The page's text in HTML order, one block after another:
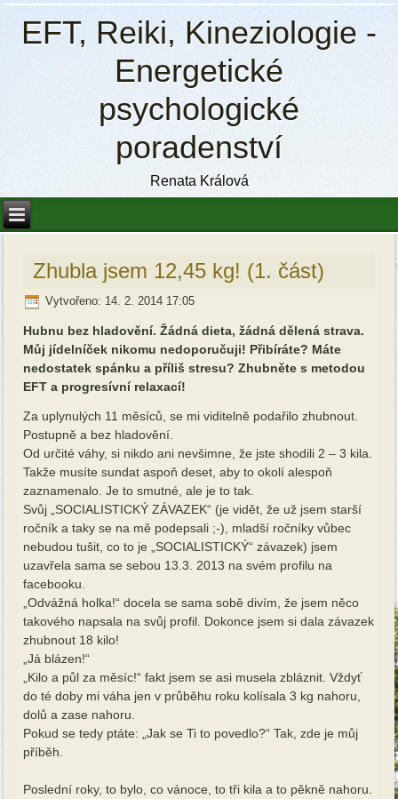
EFT, Reiki, Kineziologie -
Energetické
psychologické
poradenství
Renata Králová
Zhubla jsem 12,45 kg! (1. část)
Vytvořeno: 14. 2. 2014 17:05
Hubnu bez hladovění. Žádná dieta, žádná dělená strava.
Můj jídelníček nikomu nedoporučuji! Přibíráte? Máte
nedostatek spánku a příliš stresu? Zhubněte s metodou
EFT a progresívní relaxací!
Za uplynulých 11 měsíců, se mi viditelně podařilo zhubnout.
Postupně a bez hladovění.
Od určité váhy, si nikdo ani nevšimne, že jste shodili 2 – 3 kila.
Takže musíte sundat aspoň deset, aby to okolí alespoň
zaznamenalo. Je to smutné, ale je to tak.
Svůj „SOCIALISTICKÝ ZÁVAZEK“ (je vidět, že už jsem starší
ročník a taky se na mě podepsali ;-), mladší ročníky vůbec
nebudou tušit, co to je „SOCIALISTICKÝ“ závazek) jsem
uzavřela sama se sebou 13.3. 2013 na svém profilu na
facebooku.
„Odvážná holka!“ docela se sama sobě divím, že jsem něco
takového napsala na svůj profil. Dokonce jsem si dala závazek
zhubnout 18 kilo!
„Já blázen!“
„Kilo a půl za měsíc!“ fakt jsem se asi musela zbláznit. Vždyť
do té doby mi váha jen v průběhu roku kolísala 3 kg nahoru,
dolů a zase nahoru.
Pokud se tedy ptáte: „Jak se Ti to povedlo?“ Tak, zde je můj
příběh.
Poslední roky, to bylo, co vánoce, to tři kila a to pěkně nahoru.